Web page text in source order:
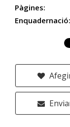
Pàgines:
Enquadernació: